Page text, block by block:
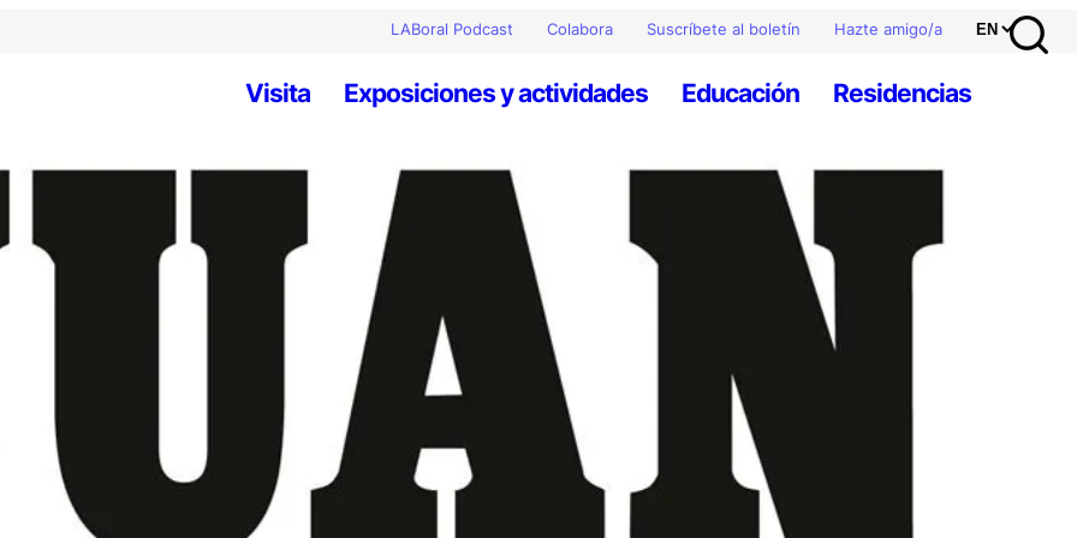
LABoral Podcast Colabora Suscríbete al boletín Hazte amigo/a
Visita Exposiciones y actividades Educación Residencias